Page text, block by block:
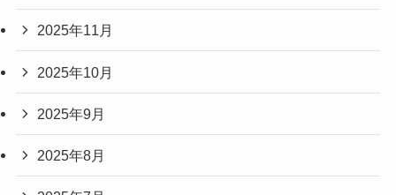
2025年11月
2025年10月
2025年9月
2025年8月